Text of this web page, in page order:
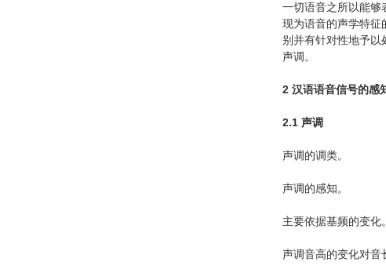
一切语音之所以能够
现为语音的声学特征
别并有针对性地予以
声调。
2 汉语语音信号的感
2.1 声调
声调的调类。
声调的感知。
主要依据基频的变化。
声调音高的变化对音